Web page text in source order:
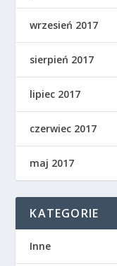
wrzesień 2017
sierpień 2017
lipiec 2017
czerwiec 2017
maj 2017
KATEGORIE
Inne